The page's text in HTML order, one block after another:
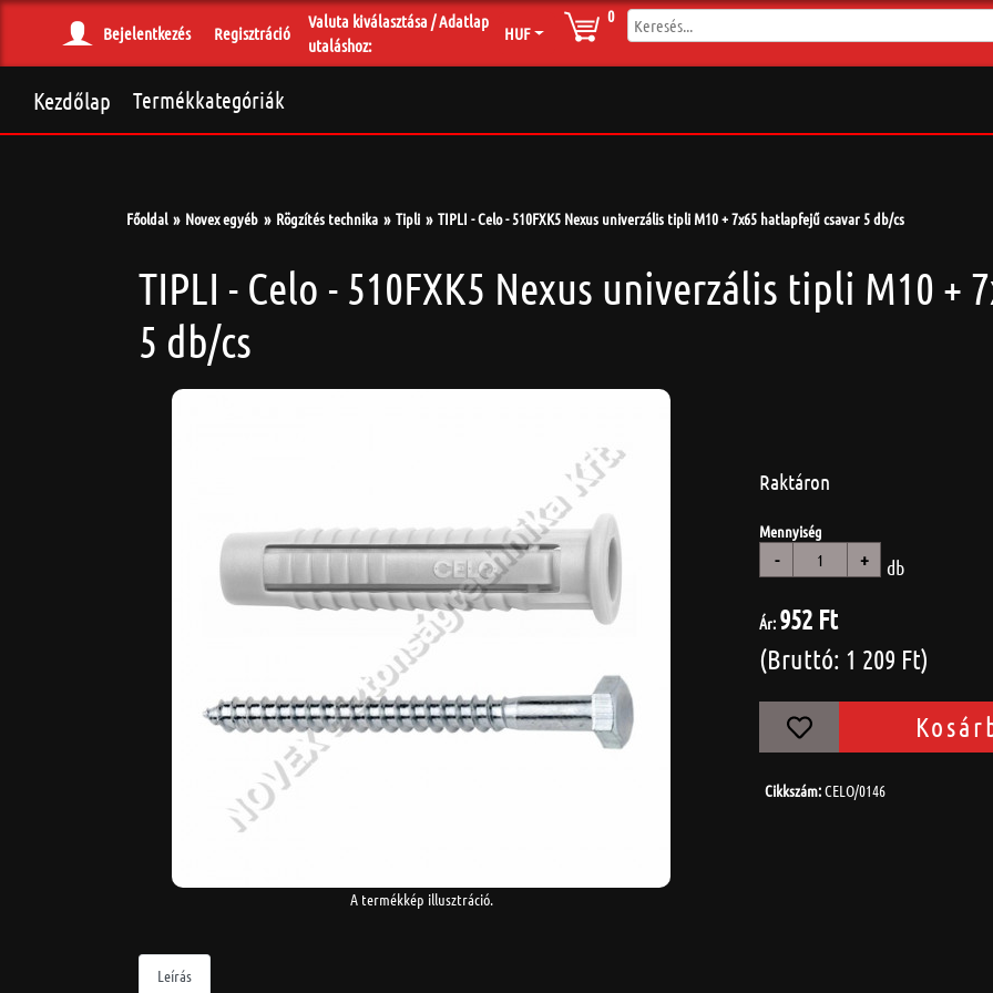
Bejelentkezés Regisztráció
Valuta kiválasztása / Adatlap
utaláshoz:
HUF
0
Termékkategóriák
Kezdőlap
Főoldal Novex egyéb Rögzítés technika Tipli TIPLI - Celo - 510FXK5 Nexus univerzális tipli M10 + 7x65 hatlapfejű csavar 5 db/cs
TIPLI - Celo - 510FXK5 Nexus univerzális tipli M10 +
5 db/cs
A termékkép illusztráció.
Raktáron
Mennyiség
- + db
Ár: 952 Ft
(Bruttó: 1 209 Ft)
Cikkszám:CELO/0146
Leírás